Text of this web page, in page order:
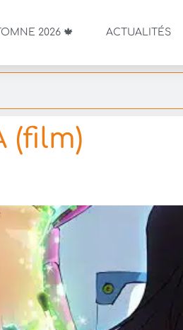
2026 🍁 ACTUALITÉS
(film)